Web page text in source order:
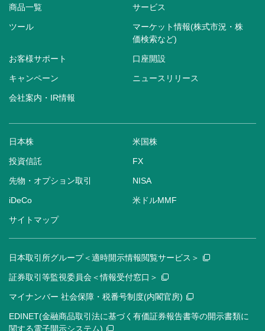
商品一覧 サービス
ツール
マーケット情報(株式市況・株
価検索など)
お客様サポート 口座開設
キャンペーン ニュースリリース
会社案内・IR情報
日本株 米国株
投資信託 FX
先物・オプション取引 NISA
iDeCo 米ドルMMF
サイトマップ
日本取引所グループ＜適時開示情報閲覧サービス＞
証券取引等監視委員会＜情報受付窓口＞
マイナンバー 社会保障・税番号制度(内閣官房)
EDINET(金融商品取引法に基づく有価証券報告書等の開示書類に
関する電子開示システム)